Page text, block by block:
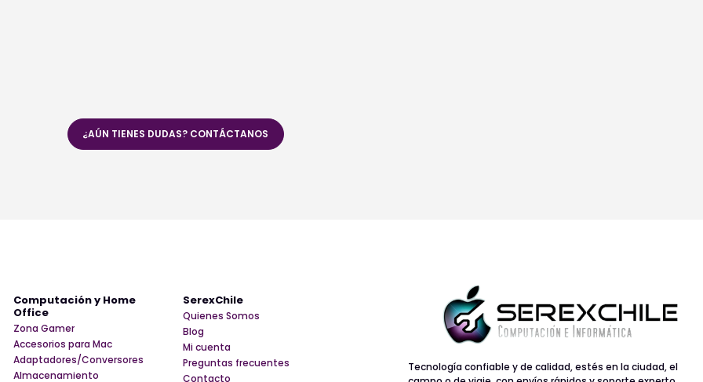
¿AÚN TIENES DUDAS? CONTÁCTANOS
Computación y Home
Office
Zona Gamer
Accesorios para Mac
Adaptadores/Conversores
Almacenamiento
SerexChile
Quienes Somos
Blog
Mi cuenta
Preguntas frecuentes
Contacto
Tecnología confiable y de calidad, estés en la ciudad, el